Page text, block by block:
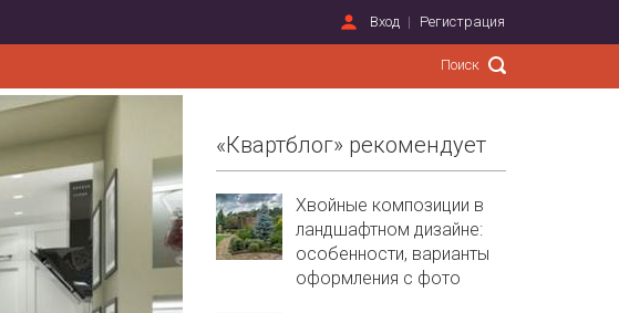
Вход Регистрация
«Квартблог» рекомендует
Хвойные композиции в
ландшафтном дизайне:
особенности, варианты
оформления с фото